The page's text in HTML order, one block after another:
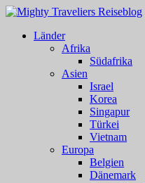
Länder
Afrika
Südafrika
Asien
Israel
Korea
Singapur
Türkei
Vietnam
Europa
Belgien
Dänemark